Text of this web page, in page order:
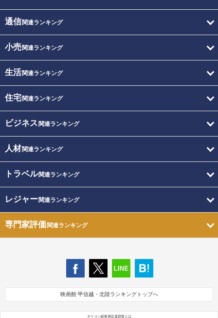
通信関連ランキング
小売関連ランキング
生活関連ランキング
住宅関連ランキング
ビジネス 関連ランキング
人材関連ランキング
トラベル関連ランキング
レジャー関連ランキング
専門家評価関連ランキング
映画館 甲信越・北陸ランキングトップへ
オリコン顧客満足度調査とは